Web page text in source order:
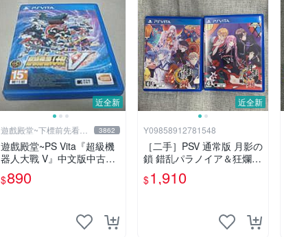
近全新
遊戲殿堂~下標前先看賣
場關於我
3862
遊戲殿堂~PS Vita『超級機
器人大戰 V』中文版中古完
品
$890
近全新
Y09858912781548
［二手］PSV 通常版 月影の
鎖 錯乱パラノイア＆狂爛モ
ラトリアム 乙女遊戲 TAKU
YO 拓洋
$1,910